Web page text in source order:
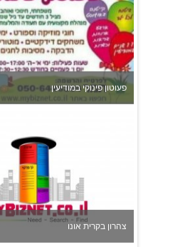
פעוטון פינוקי במודיעין
צהרון בקרית אונו